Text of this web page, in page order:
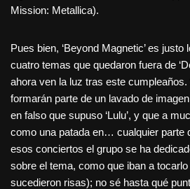
Mission: Metallica).
Pues bien, ‘Beyond Magnetic’ es
cuatro temas que quedaron fuera de
ahora ven la luz tras este
formarán parte de un lavado de
en falso que supuso ‘Lulu’, y que a
como una patada en… cualquier parte
esos conciertos el grupo se ha
sobre el tema, como que iban a
sucedieron risas); no sé hasta qué